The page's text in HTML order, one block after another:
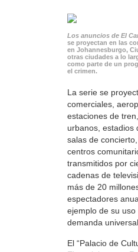
Los anuncios de El
se proyectan en las
en Johannesburgo,
otras ciudades a lo
como parte de un
el crimen.
La serie se
comerciales,
estaciones de
urbanos, estadios
salas de
centros
transmitidos por
cadenas de
más de 20
espectadores
ejemplo de su uso
demanda
El “Palacio de